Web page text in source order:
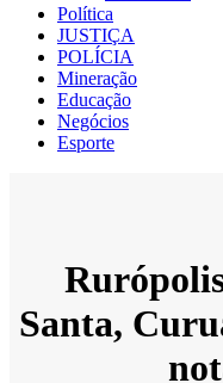
Política
JUSTIÇA
POLÍCIA
Mineração
Educação
Negócios
Esporte
Santa,